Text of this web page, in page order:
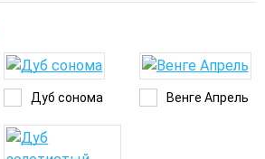
Дуб сонома Венге Апрель